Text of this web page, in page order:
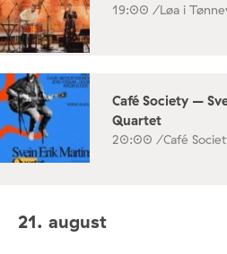
19:00 /Løa i
Café Society –
Quartet
20:00 /Café
21. august